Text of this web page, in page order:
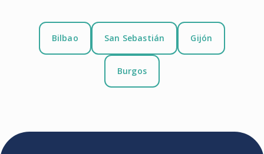
Bilbao San Sebastián Gijón
Burgos